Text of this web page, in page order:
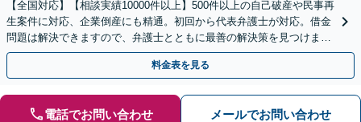
【全国対応】【相談実績10000件以上】500件以上の自己破産や民事再
生案件に対応、企業倒産にも精通。初回から代表弁護士が対応。借金
問題は解決できますので、弁護士とともに最善の解決策を見つけまし
ょう【初回相談無料】【法テラス利用可】
料金表を見る
電話でお問い合わせ メールでお問い合わせ